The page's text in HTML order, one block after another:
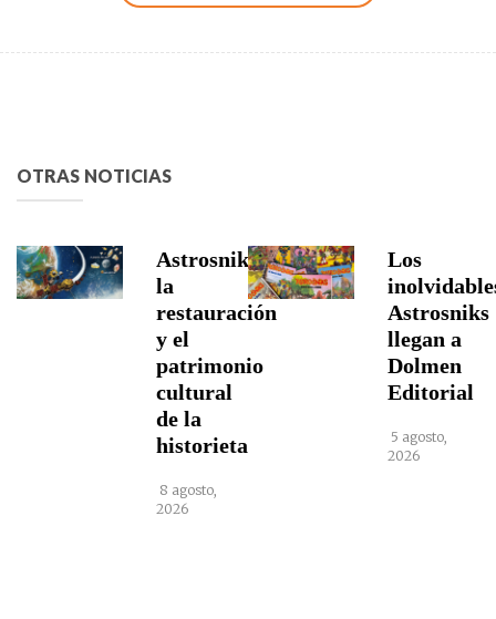
OTRAS NOTICIAS
Astrosniks,
la
restauración
y el
patrimonio
cultural
de la
historieta
8 agosto,
2026
Los
Astrosniks
llegan a
Dolmen
Editorial
5 agosto,
2026